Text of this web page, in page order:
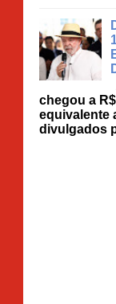
chegou a
equivalente
divulgados